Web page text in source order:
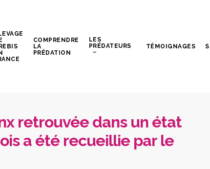
COMPRENDRE
LA
PRÉDATION
LES
PRÉDATEURS
TÉMOIGNAGES
retrouvée dans un état
a été recueillie par le